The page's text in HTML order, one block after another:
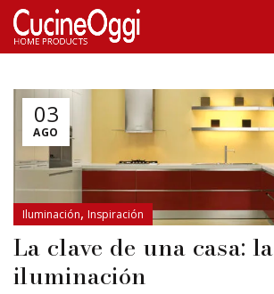
03
AGO
Iluminación, Inspiración
La clave de una casa: la
iluminación